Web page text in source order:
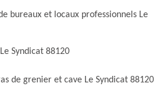
bureaux et locaux professionnels Le
Syndicat 88120
de grenier et cave Le Syndicat 88120